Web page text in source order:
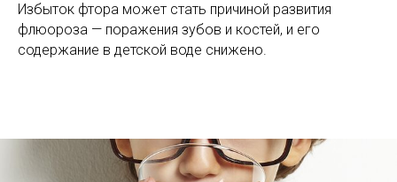
Избыток фтора может стать причиной развития
флюороза — поражения зубов и костей, и его
содержание в детской воде снижено.